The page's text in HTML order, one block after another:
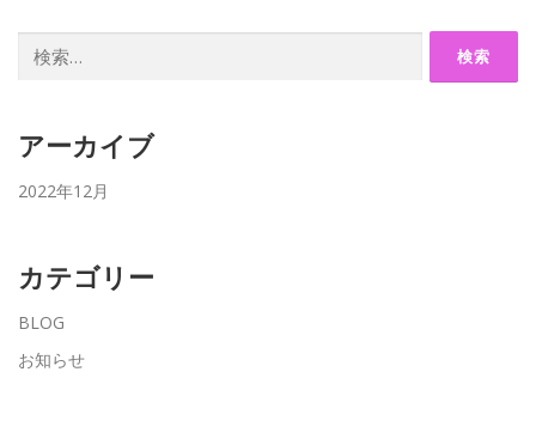
索:
アーカイブ
2022年12月
カテゴリー
BLOG
お知らせ